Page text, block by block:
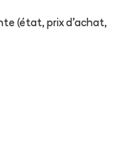
(état, prix d'achat,